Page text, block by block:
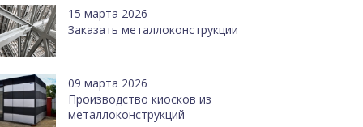
15 марта 2026
Заказать металлоконструкции
09 марта 2026
Производство киосков из
металлоконструкций